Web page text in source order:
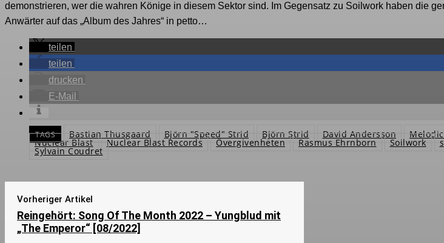
demonstrieren, wer die wahren Könige in diesem Sektor sind. Im Gegensatz zu Soilwork haben die
Anwärter auf das „Album des Jahres“ in petto…
teilen
teilen
drucken
E-Mail
TAGS Bastian Thusgaard Björn "Speed" Strid Björn Strid David Andersson
Nuclear Blast Nuclear Blast Records Övergivenheten Rasmus Ehrnborn Soilwork
Sylvain Coudret
Vorheriger Artikel
Reingehört: Song Of The Month 2022 – Yungblud mit
„The Emperor“ [08/2022]